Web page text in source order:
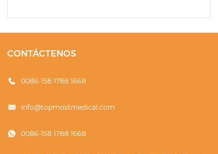
CONTÁCTENOS
0086-158 1788 1668
info@topmostmedical.com
0086-158 1788 1668